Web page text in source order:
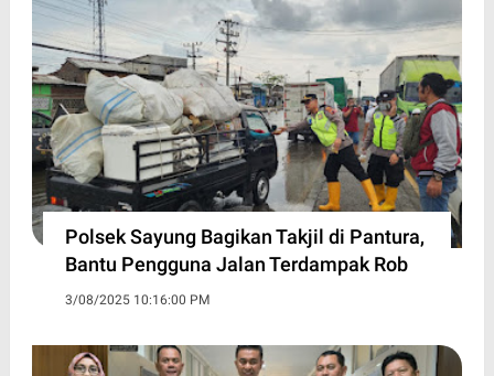
Polsek Sayung Bagikan Takjil di Pantura,
Bantu Pengguna Jalan Terdampak Rob
3/08/2025 10:16:00 PM